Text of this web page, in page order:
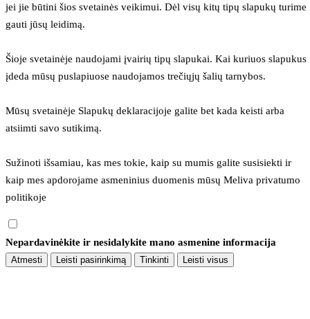
jei jie būtini šios svetainės veikimui. Dėl visų kitų tipų slapukų turime
gauti jūsų leidimą.
Šioje svetainėje naudojami įvairių tipų slapukai. Kai kuriuos slapukus
įdeda mūsų puslapiuose naudojamos trečiųjų šalių tarnybos.
Mūsų svetainėje Slapukų deklaracijoje galite bet kada keisti arba
atsiimti savo sutikimą.
Sužinoti išsamiau, kas mes tokie, kaip su mumis galite susisiekti ir
kaip mes apdorojame asmeninius duomenis mūsų Meliva privatumo
politikoje
Nepardavinėkite ir nesidalykite mano asmenine informacija
Atmesti Leisti pasirinkimą Tinkinti Leisti visus